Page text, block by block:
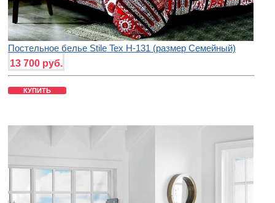
Постельное белье Stile Tex H-131 (размер Семейный)
13 700 руб.
КУПИТЬ